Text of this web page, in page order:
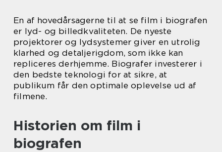
En af hovedårsagerne til at se film i biografen
er lyd- og billedkvaliteten. De nyeste
projektorer og lydsystemer giver en utrolig
klarhed og detaljerigdom, som ikke kan
repliceres derhjemme. Biografer investerer i
den bedste teknologi for at sikre, at
publikum får den optimale oplevelse ud af
filmene.
Historien om film i
biografen